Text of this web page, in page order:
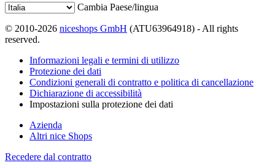
Cambia Paese/lingua
© 2010-2026 niceshops GmbH (ATU63964918) - All rights
reserved.
Informazioni legali e termini di utilizzo
Protezione dei dati
Condizioni generali di contratto e politica di cancellazione
Dichiarazione di accessibilità
Impostazioni sulla protezione dei dati
Azienda
Altri nice Shops
Recedere dal contratto